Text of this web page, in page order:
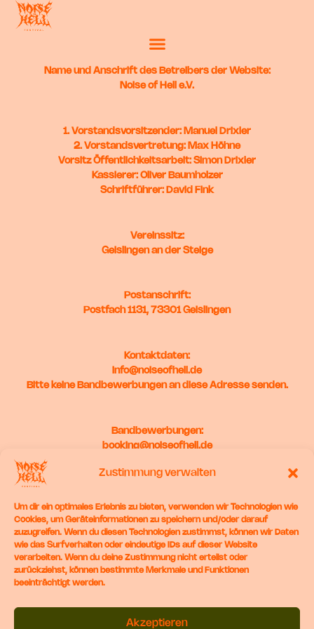
Zustimmung verwalten
Um dir ein optimales Erlebnis zu bieten, verwenden wir Technologien wie
Cookies, um Geräteinformationen zu speichern und/oder darauf
zuzugreifen. Wenn du diesen Technologien zustimmst, können wir Daten
wie das Surfverhalten oder eindeutige IDs auf dieser Website
verarbeiten. Wenn du deine Zustimmung nicht erteilst oder
zurückziehst, können bestimmte Merkmale und Funktionen
beeinträchtigt werden.
Akzeptieren
Name und Anschrift des Betreibers der Website:
Noise of Hell e.V.
Vorstandsvorsitzender: Manuel Drixler
Vorstandsvertretung: Max Höhne
Vorsitz Öffentlichkeitsarbeit: Simon Drixler
Kassierer: Oliver Baumholzer
Schriftführer: David Fink
Vereinssitz:
Geislingen an der Steige
Postanschrift:
Postfach 1131, 73301 Geislingen
Kontaktdaten:
info@noiseofhell.de
Bitte keine Bandbewerbungen an diese Adresse senden.
Bandbewerbungen:
booking@noiseofhell.de
Amtsgericht Geislingen an der Steige
Aufsichtsbehörde
Finanzamt Ulm
Ust.-IdNr.: 88045/64407